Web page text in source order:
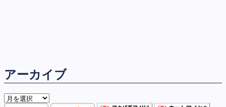
アーカイブ
ア